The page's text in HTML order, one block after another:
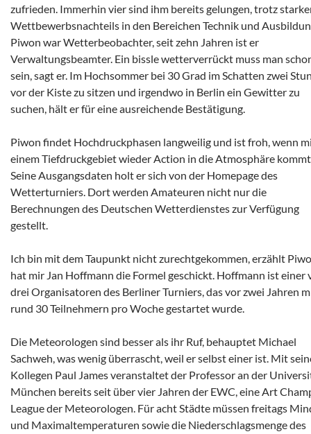
zufrieden. Immerhin vier sind ihm bereits gelungen, trotz
Wettbewerbsnachteils in den Bereichen Technik und
Piwon war Wetterbeobachter, seit zehn Jahren ist er
Verwaltungsbeamter. Ein bissle wetterverrückt muss man
sein, sagt er. Im Hochsommer bei 30 Grad im Schatten zwei
vor der Kiste zu sitzen und irgendwo in Berlin ein Gewitter zu
suchen, hält er für eine ausreichende Bestätigung.
Piwon findet Hochdruckphasen langweilig und ist froh, wenn
einem Tiefdruckgebiet wieder Action in die Atmosphäre
Seine Ausgangsdaten holt er sich von der Homepage des
Wetterturniers. Dort werden Amateuren nicht nur die
Berechnungen des Deutschen Wetterdienstes zur Verfügung
gestellt.
Ich bin mit dem Taupunkt nicht zurechtgekommen, erzählt
hat mir Jan Hoffmann die Formel geschickt. Hoffmann ist einer
drei Organisatoren des Berliner Turniers, das vor zwei Jahren
rund 30 Teilnehmern pro Woche gestartet wurde.
Die Meteorologen sind besser als ihr Ruf, behauptet Michael
Sachweh, was wenig überrascht, weil er selbst einer ist. Mit
Kollegen Paul James veranstaltet der Professor an der
München bereits seit über vier Jahren der EWC, eine Art
League der Meteorologen. Für acht Städte müssen freitags
und Maximaltemperaturen sowie die Niederschlagsmenge des